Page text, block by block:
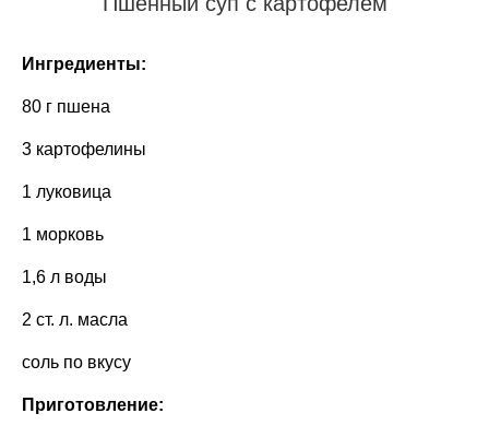
Ингредиенты:
80 г пшена
3 картофелины
1 луковица
1 морковь
1,6 л воды
2 ст. л. масла
соль по вкусу
Приготовление: